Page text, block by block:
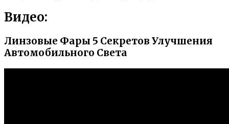
Видео:
Линзовые Фары 5 Секретов Улучшения
Автомобильного Света